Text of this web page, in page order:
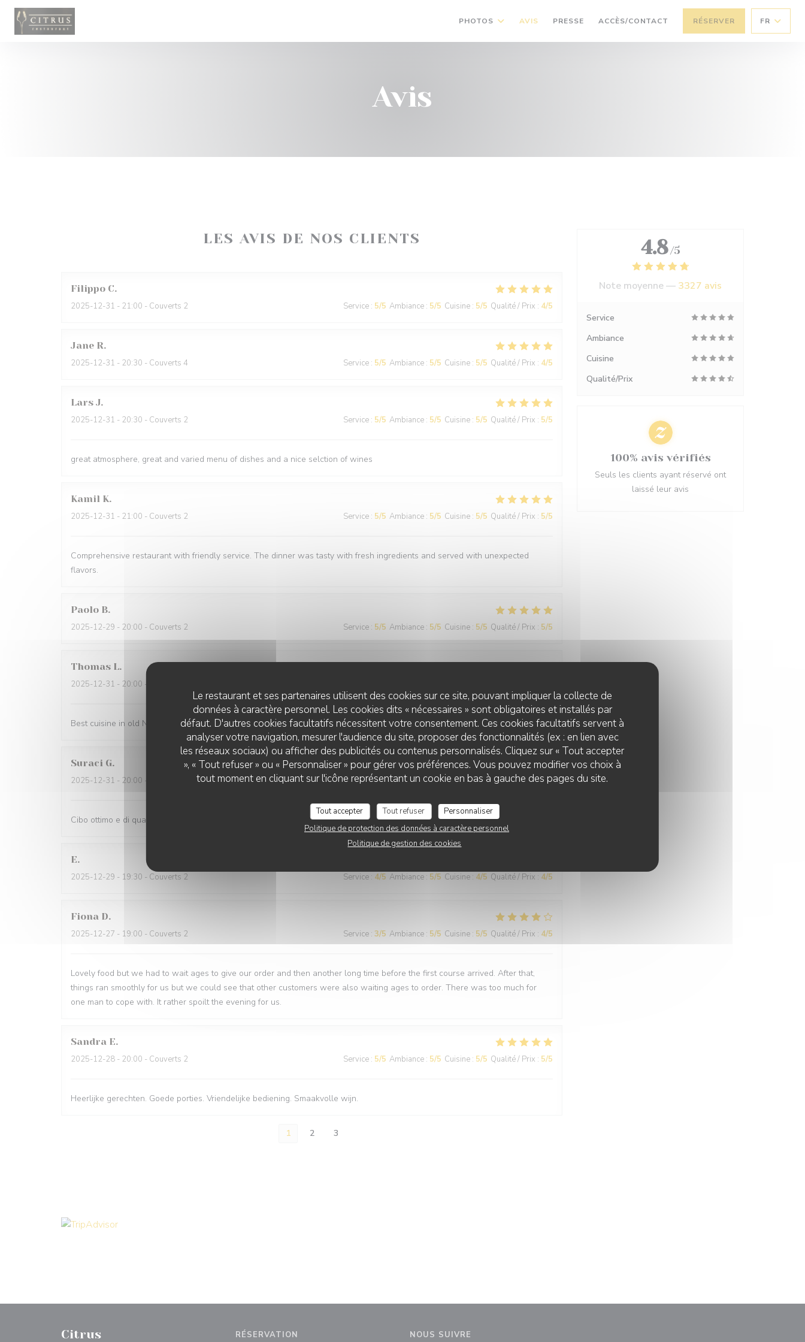
Personnalisation de vos choix en matière de cookies
Le restaurant et ses partenaires utilisent des cookies sur ce site, pouvant impliquer la collecte de
données à caractère personnel. Les cookies dits « nécessaires » sont obligatoires et installés par
défaut. D'autres cookies facultatifs nécessitent votre consentement. Ces cookies facultatifs servent à
analyser votre navigation, mesurer l'audience du site, proposer des fonctionnalités (ex : en lien avec
les réseaux sociaux) ou afficher des publicités ou contenus personnalisés. Cliquez sur « Tout accepter
», « Tout refuser » ou « Personnaliser » pour gérer vos préférences. Vous pouvez modifier vos choix à
tout moment en cliquant sur l'icône représentant un cookie en bas à gauche des pages du site.
Tout accepter Tout refuser
Personnaliser
Politique de protection des données à caractère personnel
Politique de gestion des cookies
PHOTOS AVIS PRESSE ACCÈS/CONTACT RÉSERVER FR
Avis
LES AVIS DE NOS CLIENTS
Filippo C
2025-12-31 - 21:00 - Couverts 2 Service : 5/5 Ambiance : 5/5 Cuisine : 5/5 Qualité / Prix : 4/5
Jane R
2025-12-31 - 20:30 - Couverts 4 Service : 5/5 Ambiance : 5/5 Cuisine : 5/5 Qualité / Prix : 4/5
Lars J
2025-12-31 - 20:30 - Couverts 2 Service : 5/5 Ambiance : 5/5 Cuisine : 5/5 Qualité / Prix : 5/5
great atmosphere, great and varied menu of dishes and a nice selction of wines
Kamil K
2025-12-31 - 21:00 - Couverts 2 Service : 5/5 Ambiance : 5/5 Cuisine : 5/5 Qualité / Prix : 5/5
Comprehensive restaurant with friendly service. The dinner was tasty with fresh ingredients and served with unexpected
flavors.
Paolo B
2025-12-29 - 20:00 - Couverts 2 Service : 5/5 Ambiance : 5/5 Cuisine : 5/5 Qualité / Prix : 5/5
Thomas L
2025-12-31 - 20:00 - Couverts 2
Best cuisine in old Nice.
Suraci G
2025-12-31 - 20:00 - Couverts 2 Service:5/5 Ambiance:5/5 Cuisine: 5/5 Qualité / Prix:5 /5
Cibo ottimo e di qualità, servizio eccellente,complimenti
E
2025-12-29 - 19:30 - Couverts 2 Service : 4/5 Ambiance : 5/5 Cuisine : 4/5 Qualité / Prix : 4/5
Fiona D
2025-12-27 - 19:00 - Couverts 2 Service : 3/5 Ambiance : 5/5 Cuisine : 5/5 Qualité / Prix : 4/5
Lovely food but we had to wait ages to give our order and then another long time before the first course arrived. After that,
things ran smoothly for us but we could see that other customers were also waiting ages to order. There was too much for
one man to cope with. It rather spoilt the evening for us.
Sandra E
2025-12-28 - 20:00 - Couverts 2 Service : 5/5 Ambiance : 5/5 Cuisine : 5/5 Qualité / Prix : 5/5
Heerlijke gerechten. Goede porties. Vriendelijke bediening. Smaakvolle wijn.
1 2 3
4.8 /5
Note moyenne — 3327 avis
Service
Ambiance
Cuisine
Qualité/Prix
100% avis vérifiés
Seuls les clients ayant réservé ont
laissé leur avis
Citrus RÉSERVATION NOUS SUIVRE